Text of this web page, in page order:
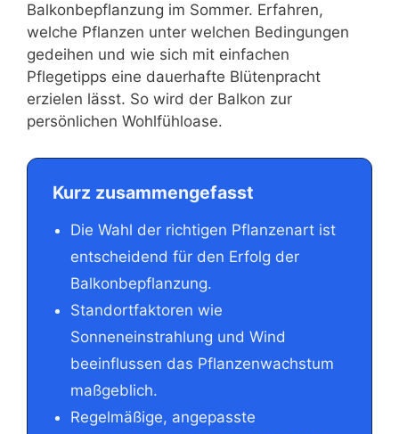
Balkonbepflanzung im Sommer. Erfahren,
welche Pflanzen unter welchen Bedingungen
gedeihen und wie sich mit einfachen
Pflegetipps eine dauerhafte Blütenpracht
erzielen lässt. So wird der Balkon zur
persönlichen Wohlfühloase.
Kurz zusammengefasst
Die Wahl der richtigen Pflanzenart ist
entscheidend für den Erfolg der
Balkonbepflanzung.
Standortfaktoren wie
Sonneneinstrahlung und Wind
beeinflussen das Pflanzenwachstum
maßgeblich.
Regelmäßige, angepasste